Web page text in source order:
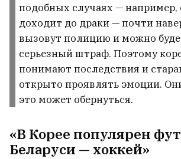
подобных случаях — например,
доходит до драки — почти
вызовут полицию и можно
серьезный штраф. Поэтому
понимают последствия и
открыто проявлять эмоции.
это может обернуться.
«В Корее популярен
Беларуси — хоккей»